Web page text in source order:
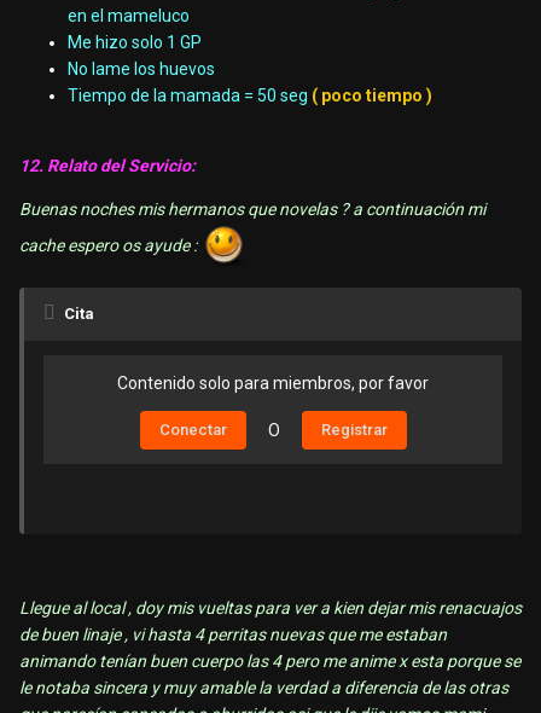
en el mameluco
Me hizo solo 1 GP
No lame los huevos
Tiempo de la mamada = 50 seg ( poco tiempo )
12. Relato del Servicio:
Buenas noches mis hermanos que novelas ? a continuación mi
cache espero os ayude :
Cita
Contenido solo para miembros, por favor
Conectar O Registrar
Llegue al local , doy mis vueltas para ver a kien dejar mis renacuajos
de buen linaje , vi hasta 4 perritas nuevas que me estaban
animando tenían buen cuerpo las 4 pero me anime x esta porque se
le notaba sincera y muy amable la verdad a diferencia de las otras